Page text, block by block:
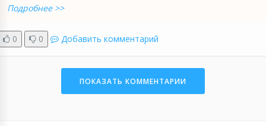
Подробнее >>
0 0 Добавить комментарий
ПОКАЗАТЬ КОММЕНТАРИИ